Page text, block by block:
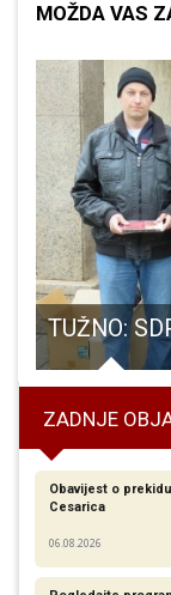
MOŽDA VAS
ZADNJE
Obavijest o
Cesarica
06.08.2026